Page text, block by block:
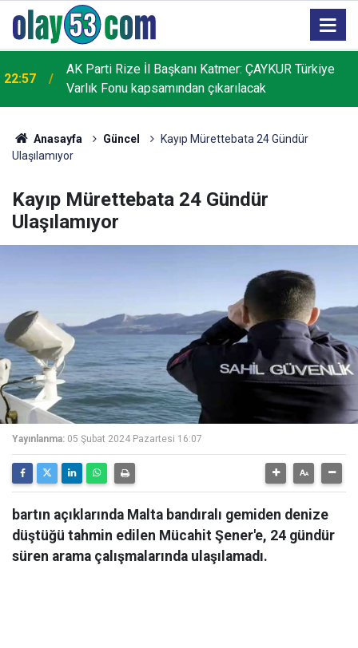
22:57
AK Parti Rize İl Başkanı Katmer: ÇAYKUR Türkiye
Varlık Fonu kapsamından çıkarılacak
Anasayfa Güncel
Kayıp Mürettebata 24 Gündür
Ulaşılamıyor
Kayıp Mürettebata 24 Gündür
Ulaşılamıyor
Yayınlanma: 05 Şubat 2024 Pazartesi 16:07
bartın açıklarında Malta bandıralı gemiden denize
düştüğü tahmin edilen Mücahit Şener'e, 24 gündür
süren arama çalışmalarında ulaşılamadı.